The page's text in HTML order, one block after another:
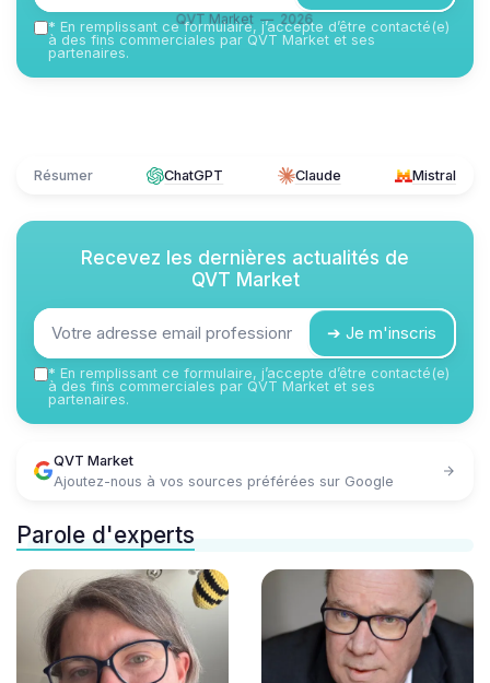
QVT Market — 2026
* En remplissant ce formulaire, j’accepte d’être contacté(e)
à des fins commerciales par QVT Market et ses
partenaires.
Résumer ChatGPT Claude Mistral
Recevez les dernières actualités de
QVT Market
➔ Je m'inscris
* En remplissant ce formulaire, j’accepte d’être contacté(e)
à des fins commerciales par QVT Market et ses
partenaires.
QVT Market
Ajoutez-nous à vos sources préférées sur Google
Parole d'experts